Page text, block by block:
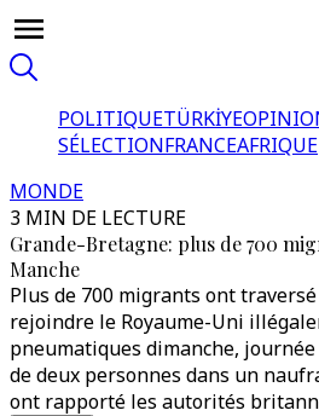
POLITIQUETÜRKİYE
SÉLECTIONFRANCEAFRIQUE
MONDE
3 MIN DE LECTURE
Grande-Bretagne: plus de 700
Manche
Plus de 700 migrants ont
rejoindre le Royaume-Uni
pneumatiques dimanche,
de deux personnes dans un
ont rapporté les autorités